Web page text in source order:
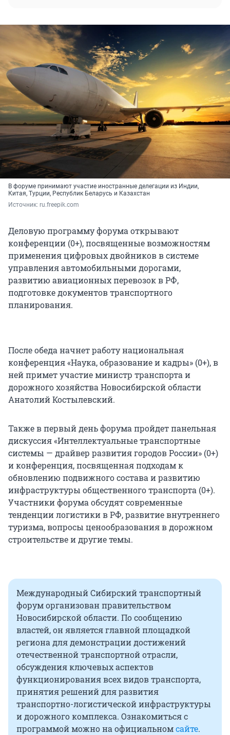
В форуме принимают участие иностранные делегации из Индии,
Китая, Турции, Республик Беларусь и Казахстан
Источник: ru.freepik.com
Деловую программу форума открывают
конференции (0+), посвященные возможностям
применения цифровых двойников в системе
управления автомобильными дорогами,
развитию авиационных перевозок в РФ,
подготовке документов транспортного
планирования.
После обеда начнет работу национальная
конференция «Наука, образование и кадры» (0+), в
ней примет участие министр транспорта и
дорожного хозяйства Новосибирской области
Анатолий Костылевский.
Также в первый день форума пройдет панельная
дискуссия «Интеллектуальные транспортные
системы — драйвер развития городов России» (0+)
и конференция, посвященная подходам к
обновлению подвижного состава и развитию
инфраструктуры общественного транспорта (0+).
Участники форума обсудят современные
тенденции логистики в РФ, развитие внутреннего
туризма, вопросы ценообразования в дорожном
строительстве и другие темы.
Международный Сибирский транспортный
форум организован правительством
Новосибирской области. По сообщению
властей, он является главной площадкой
региона для демонстрации достижений
отечественной транспортной отрасли,
обсуждения ключевых аспектов
функционирования всех видов транспорта,
принятия решений для развития
транспортно-логистической инфраструктуры
и дорожного комплекса. Ознакомиться с
программой можно на официальномсайте.